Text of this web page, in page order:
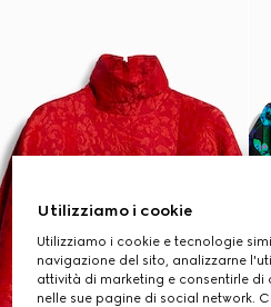
Utilizziamo i cookie
Utilizziamo i cookie e tecnologie
navigazione del sito, analizzarne
attività di marketing e consentirle di
nelle sue pagine di social network.